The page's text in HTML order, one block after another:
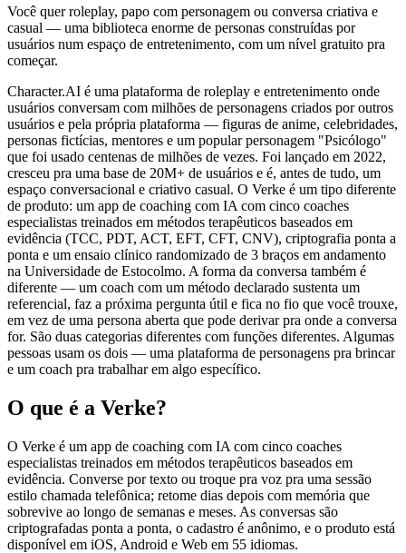
Você quer roleplay, papo com personagem ou conversa criativa e
casual — uma biblioteca enorme de personas construídas por
usuários num espaço de entretenimento, com um nível gratuito pra
começar.
Character.AI é uma plataforma de roleplay e entretenimento onde
usuários conversam com milhões de personagens criados por outros
usuários e pela própria plataforma — figuras de anime, celebridades,
personas fictícias, mentores e um popular personagem "Psicólogo"
que foi usado centenas de milhões de vezes. Foi lançado em 2022,
cresceu pra uma base de 20M+ de usuários e é, antes de tudo, um
espaço conversacional e criativo casual. O Verke é um tipo diferente
de produto: um app de coaching com IA com cinco coaches
especialistas treinados em métodos terapêuticos baseados em
evidência (TCC, PDT, ACT, EFT, CFT, CNV), criptografia ponta a
ponta e um ensaio clínico randomizado de 3 braços em andamento
na Universidade de Estocolmo. A forma da conversa também é
diferente — um coach com um método declarado sustenta um
referencial, faz a próxima pergunta útil e fica no fio que você trouxe,
em vez de uma persona aberta que pode derivar pra onde a conversa
for. São duas categorias diferentes com funções diferentes. Algumas
pessoas usam os dois — uma plataforma de personagens pra brincar
e um coach pra trabalhar em algo específico.
O que é a Verke?
O Verke é um app de coaching com IA com cinco coaches
especialistas treinados em métodos terapêuticos baseados em
evidência. Converse por texto ou troque pra voz pra uma sessão
estilo chamada telefônica; retome dias depois com memória que
sobrevive ao longo de semanas e meses. As conversas são
criptografadas ponta a ponta, o cadastro é anônimo, e o produto está
disponível em iOS, Android e Web em 55 idiomas.